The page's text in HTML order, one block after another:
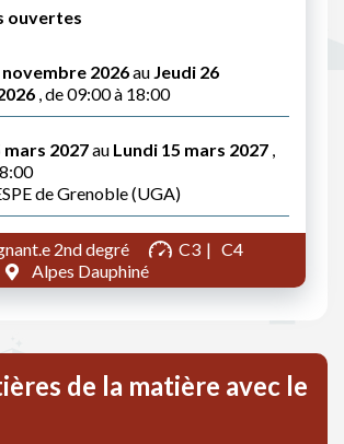
ouvertes
novembre 2026au Jeudi 26
, de 09:00 à 18:00
mars 2027au Lundi 15 mars 2027 ,
de Grenoble (UGA)
2nd degré C3
C4
Alpes Dauphiné
de la matière avec le